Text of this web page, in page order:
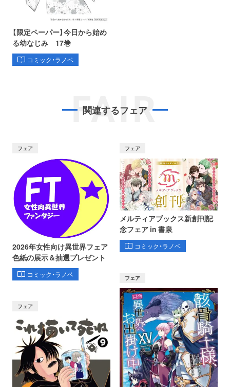
【限定ペーパー】今日から始め
る幼なじみ 17巻
コミック・ラノベ
FAIR
関連するフェア
フェア
2026年女性向け異世界フェア
色紙の展示＆抽選プレゼント
コミック・ラノベ
フェア
メルティアブックス新創刊記
念フェア in 書泉
コミック・ラノベ
フェア
フェア